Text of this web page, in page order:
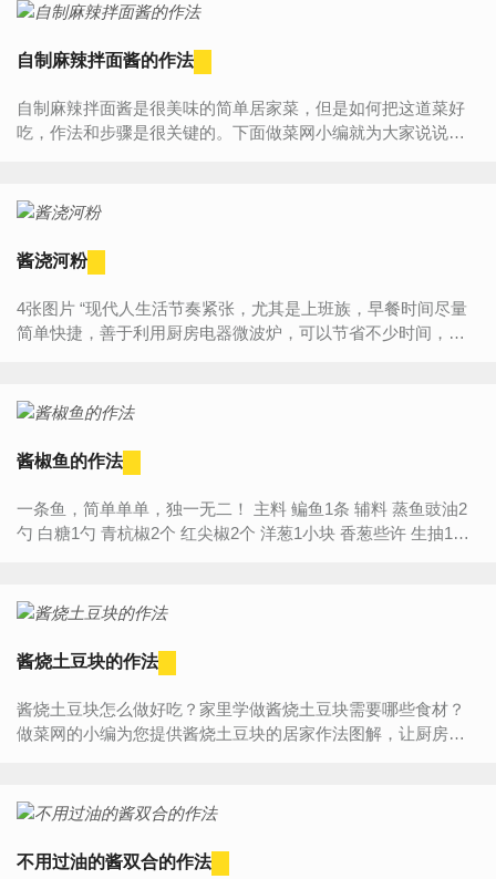
自制麻辣拌面酱的作法
自制麻辣拌面酱是很美味的简单居家菜，但是如何把这道菜好
吃，作法和步骤是很关键的。下面做菜网小编就为大家说说自
酱浇河粉
4张图片 “现代人生活节奏紧张，尤其是上班族，早餐时间尽量
简单快捷，善于利用厨房电器微波炉，可以节省不少时间，如
酱椒鱼的作法
一条鱼，简单单单，独一无二！ 主料 鳊鱼1条 辅料 蒸鱼豉油2
勺 白糖1勺 青杭椒2个 红尖椒2个 洋葱1小块 香葱些许 生抽1勺
酱烧土豆块的作法
酱烧土豆块怎么做好吃？家里学做酱烧土豆块需要哪些食材？
做菜网的小编为您提供酱烧土豆块的居家作法图解，让厨房新
不用过油的酱双合的作法